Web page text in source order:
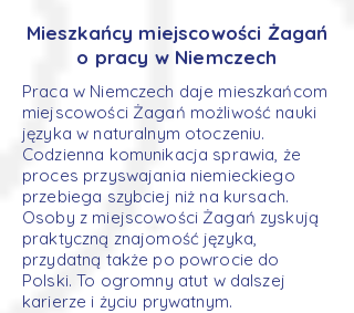
Mieszkańcy miejscowości Żagań
o pracy w Niemczech
Praca w Niemczech daje mieszkańcom
miejscowości Żagań możliwość nauki
języka w naturalnym otoczeniu.
Codzienna komunikacja sprawia, że
proces przyswajania niemieckiego
przebiega szybciej niż na kursach.
Osoby z miejscowości Żagań zyskują
praktyczną znajomość języka,
przydatną także po powrocie do
Polski. To ogromny atut w dalszej
karierze i życiu prywatnym.